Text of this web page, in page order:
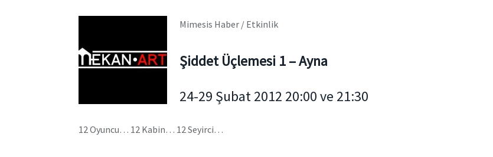
Mimesis Haber / Etkinlik
Şiddet Üçlemesi 1 – Ayna
24-29 Şubat 2012 20:00 ve 21:30
12 Oyuncu… 12 Kabin… 12 Seyirci…